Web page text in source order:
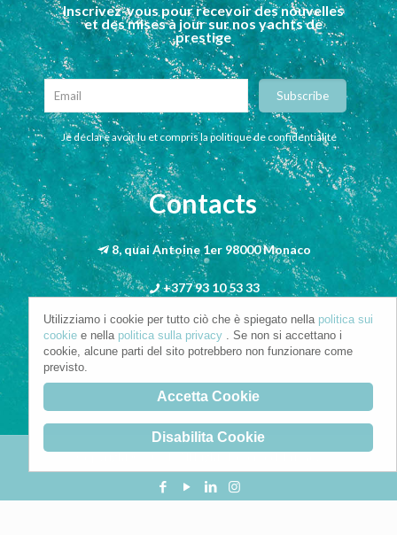
Inscrivez-vous pour recevoir des nouvelles
et des mises à jour sur nos yachts de
prestige
Je déclare avoir lu et compris la politique de confidentialité
Contacts
8, quai Antoine 1er 98000 Monaco
+377 93 10 53 33
info@riva-mbs.com
Utilizziamo i cookie per tutto ciò che è spiegato nella politica sui
cookie e nella politica sulla privacy . Se non si accettano i
cookie, alcune parti del sito potrebbero non funzionare come
previsto.
Accetta Cookie
Disabilita Cookie